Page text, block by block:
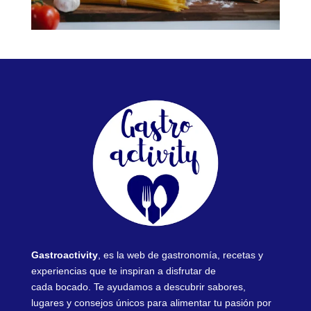
Gastroactivity, es la web de gastronomía, recetas y
experiencias que te inspiran a disfrutar de
cada bocado. Te ayudamos a descubrir sabores,
lugares y consejos únicos para alimentar tu pasión por